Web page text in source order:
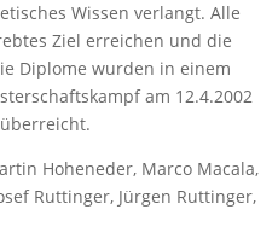
Wissen verlangt. Alle
Ziel erreichen und die
Diplome wurden in einem
am 12.4.2002
Hoheneder, Marco Macala,
Ruttinger, Jürgen Ruttinger,